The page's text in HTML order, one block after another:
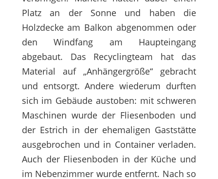
Platz an der Sonne und haben die
Holzdecke am Balkon abgenommen oder
den Windfang am Haupteingang
abgebaut. Das Recyclingteam hat das
Material auf „Anhängergröße“ gebracht
und entsorgt. Andere wiederum durften
sich im Gebäude austoben: mit schweren
Maschinen wurde der Fliesenboden und
der Estrich in der ehemaligen Gaststätte
ausgebrochen und in Container verladen.
Auch der Fliesenboden in der Küche und
im Nebenzimmer wurde entfernt. Nach so